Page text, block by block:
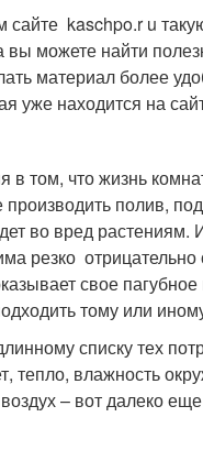
kaschpo.r u
вы можете найти
материал более
уже находится на
в том, что жизнь
полив,
во вред растениям.
резко
свое
тому или
списку тех
влажность
– вот далеко